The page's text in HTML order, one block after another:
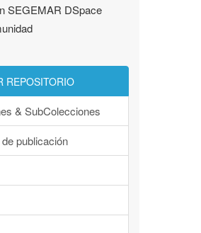
SEGEMAR DSpace
REPOSITORIO
& SubColecciones
publicación